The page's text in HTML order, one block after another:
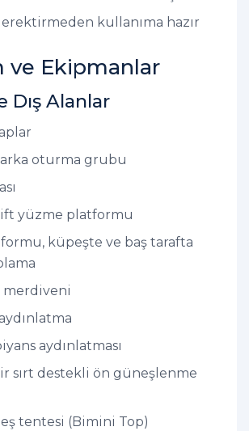
kullanıma hazır
ve Ekipmanlar
Dış Alanlar
oturma grubu
yüzme platformu
küpeşte ve baş tarafta
merdiveni
aydınlatması
sırt destekli ön güneşlenme
tentesi (Bimini Top)